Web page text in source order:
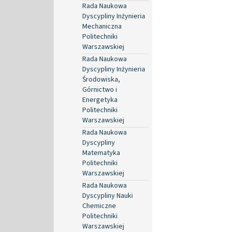
Rada Naukowa
Dyscypliny Inżynieria
Mechaniczna
Politechniki
Warszawskiej
Rada Naukowa
Dyscypliny Inżynieria
Środowiska,
Górnictwo i
Energetyka
Politechniki
Warszawskiej
Rada Naukowa
Dyscypliny
Matematyka
Politechniki
Warszawskiej
Rada Naukowa
Dyscypliny Nauki
Chemiczne
Politechniki
Warszawskiej